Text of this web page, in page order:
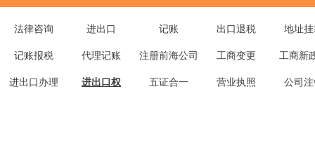
法律咨询 进出口 记账 出口退税 地址
记账报税 代理记账 注册前海公司 工商变更 工商新
进出口办理 进出口权 五证合一 营业执照 公司